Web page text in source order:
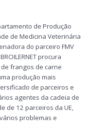
de Produção
de Medicina Veterinária
do parceiro FMV
procura
frangos de carne
produção mais
de parceiros e
agentes da cadeia de
de 12 parceiros da UE,
problemas e